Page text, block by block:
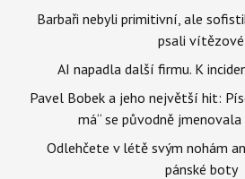
Barbaři nebyli primitivní, ale
psali vítězové
AI napadla další firmu. K
Pavel Bobek a jeho největší hit:
má“ se původně jmenovala
Odlehčete v létě svým nohám
pánské boty